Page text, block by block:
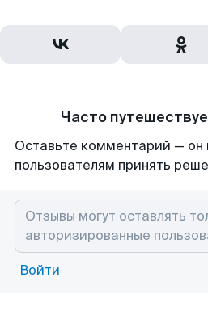
Часто
Оставьте комментарий —
пользователям принять
Войти